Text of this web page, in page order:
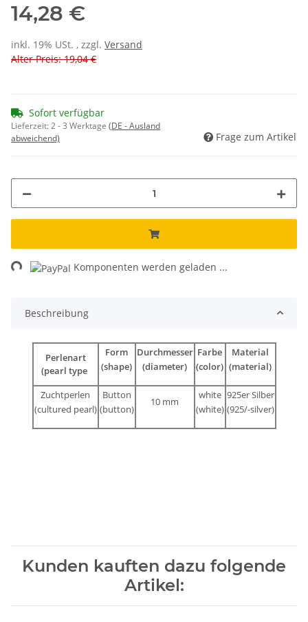
14,28 €
inkl. 19% USt. , zzgl. Versand
Alter Preis: 19,04 €
Sofort verfügbar
Lieferzeit:2 - 3 Werktage (DE - Ausland
abweichend)
Frage zum Artikel
Komponenten werden geladen ...
Beschreibung
Perlenart
(pearl type
Form
(shape)
Durchmesser
(diameter)
Farbe
(color)
Material
(material)
Zuchtperlen
(cultured pearl)
Button
(button)
10 mm
white
(white)
925er Silber
(925/-silver)
Kunden kauften dazu folgende
Artikel: